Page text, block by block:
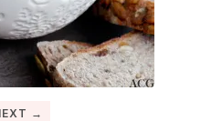
→